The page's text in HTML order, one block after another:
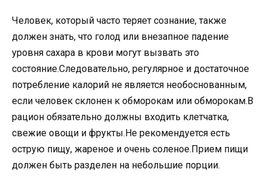
Человек, который часто теряет сознание, также
должен знать, что голод или внезапное падение
уровня сахара в крови могут вызвать это
состояние.Следовательно, регулярное и достаточное
потребление калорий не является необоснованным,
если человек склонен к обморокам или обморокам.В
рацион обязательно должны входить клетчатка,
свежие овощи и фрукты.Не рекомендуется есть
острую пищу, жареное и очень соленое.Прием пищи
должен быть разделен на небольшие порции.